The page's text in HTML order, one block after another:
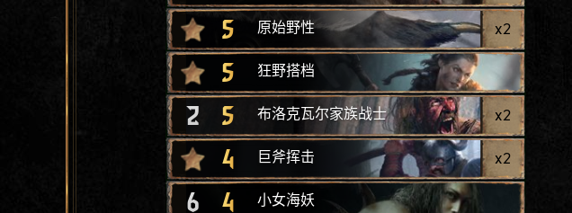
5 原始野性 x2
5 狂野搭档
2 5 布洛克瓦尔家族战士 x2
4 巨斧挥击 x2
6 4 小女海妖